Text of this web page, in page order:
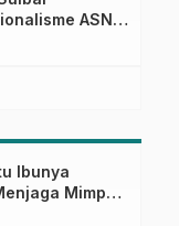
ASN
Ibunya
Mimpi
Cita-Cita